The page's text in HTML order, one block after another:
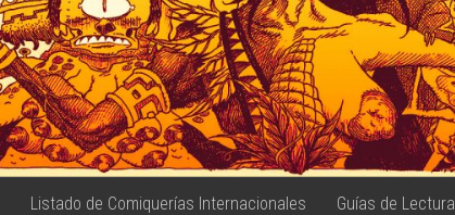
Listado de Comiquerías Internacionales Guías de Lectura